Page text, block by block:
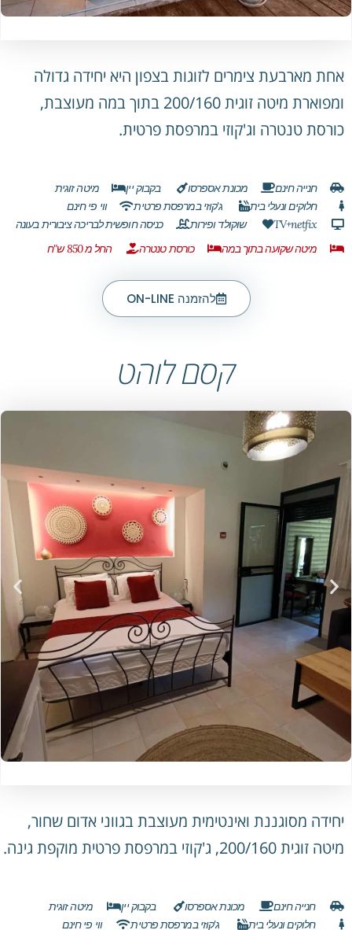
אחת מארבעת צימרים לזוגות בצפון היא יחידה גדולה
ומפוארת מיטה זוגית 200/160 בתוך במה מעוצבת,
כורסת טנטרה וג'קוזי במרפסת פרטית.
חנייה חינם מכונת אספרסו בקבוק יין
מיטה זוגית
חלוקים ונעלי בית
ג'קוזי במרפסת פרטית
ווי פי חינם
TV+netfix
שוקולד ופירות
כניסה חופשית לבריכה ציבורית בעונה
מיטה שקועה בתוך במה
כורסת טנטרה החל מ 850 ש"ח
להזמנה ON-LINE
קסם לוהט
יחידה מסוגננת ואינטימית מעוצבת בגווני אדום שחור,
מיטה זוגית 200/160, ג'קוזי במרפסת פרטית מוקפת גינה.
חנייה חינם מכונת אספרסו בקבוק יין
מיטה זוגית
חלוקים ונעלי בית
ג'קוזי במרפסת פרטית ווי פי חינם